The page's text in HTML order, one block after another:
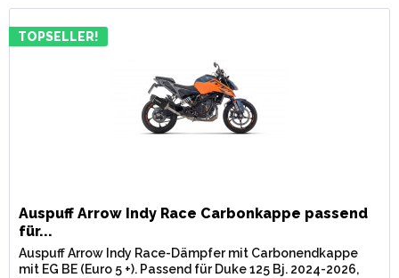
TOPSELLER!
Auspuff Arrow Indy Race Carbonkappe passend
für...
Auspuff Arrow Indy Race-Dämpfer mit Carbonendkappe
mit EG BE (Euro 5 +). Passend für Duke 125 Bj. 2024-2026,